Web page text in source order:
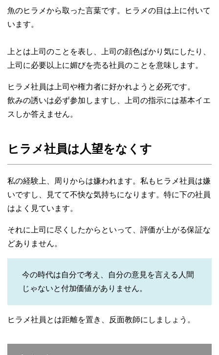
魚のヒラメから取った言葉です。ヒラメの目は上に付いて
います。
上とは上司のことを表し、上司の顔色ばかり気にしたり、
上司に必要以上に媚びを売る社員のことを意味します。
ヒラメ社員は上司や権力者に好かれようと必死です。
飲みの誘いは必ず参加しますし、上司の指示には基本イエ
スしか答えません。
ヒラメ社員は人望をなくす
私の経験上、周りからは嫌われます。私もヒラメ社員は嫌
いですし、見てて不快な気持ちになります。特に下の社員
はよく見ています。
それに上司に尽くしたからといって、評価が上がる保証な
どありません。
今の時代は自分で考え、自分の意見を言える人間
じゃないと付加価値がありません。
ヒラメ社員とは距離を置き、反面教師にしましょう。